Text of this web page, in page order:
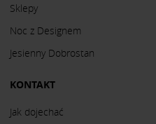
Sklepy
Noc z Designem
Jesienny Dobrostan
KONTAKT
Jak dojechać